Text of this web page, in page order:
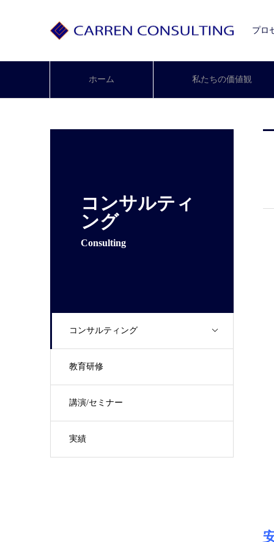
プロ
ホーム 私たちの価値観
コンサルティ
ング
Consulting
コンサルティング
教育研修
講演/セミナー
実績